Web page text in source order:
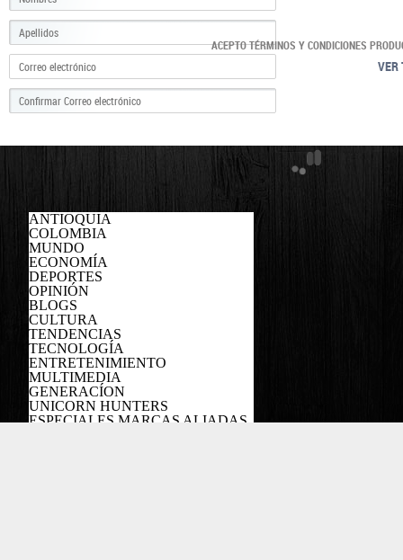
ACEPTO TÉRMINOS Y CONDICIONES
VER
ANTIOQUIA
COLOMBIA
MUNDO
ECONOMÍA
DEPORTES
OPINIÓN
BLOGS
CULTURA
TENDENCIAS
TECNOLOGÍA
ENTRETENIMIENTO
MULTIMEDIA
GENERACÍON
UNICORN HUNTERS
ESPECIALES MARCAS ALIADAS